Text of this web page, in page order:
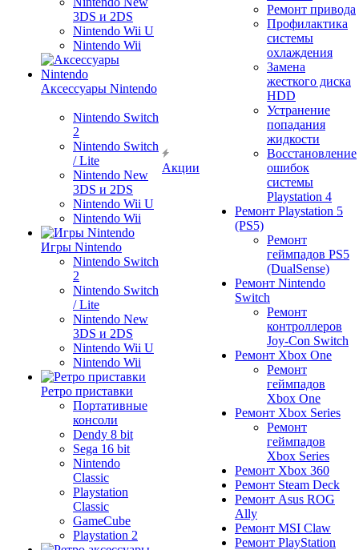
3DS и 2DS
Nintendo Wii U
Nintendo Wii
Аксессуары Nintendo
Nintendo Switch
2
Nintendo Switch
/ Lite
Nintendo New
3DS и 2DS
Nintendo Wii U
Nintendo Wii
Игры Nintendo
Nintendo Switch
2
Nintendo Switch
/ Lite
Nintendo New
3DS и 2DS
Nintendo Wii U
Nintendo Wii
Ретро приставки
Портативные
консоли
Dendy 8 bit
Sega 16 bit
Nintendo
Classic
Playstation
Classic
GameCube
Playstation 2
Акции
Ремонт привода
Профилактика
системы
охлаждения
Замена
жесткого диска
HDD
Устранение
попадания
жидкости
Восстановление
ошибок
системы
Playstation 4
Ремонт Playstation 5
(PS5)
Ремонт
геймпадов PS5
(DualSense)
Ремонт Nintendo
Switch
Ремонт
контроллеров
Joy-Con Switch
Ремонт Xbox One
Ремонт
геймпадов
Xbox One
Ремонт Xbox Series
Ремонт
геймпадов
Xbox Series
Ремонт Xbox 360
Ремонт Steam Deck
Ремонт Asus ROG
Ally
Ремонт MSI Claw
Ремонт PlayStation